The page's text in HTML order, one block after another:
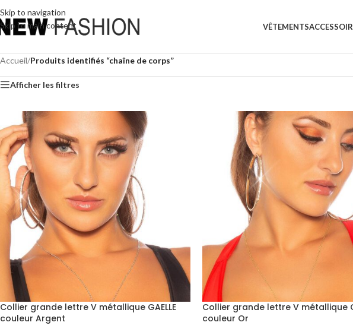
Skip to navigation
Skip to main content
VÊTEMENTS
Accueil/Produits identifiés “chaîne de corps”
Afficher les filtres
Collier grande lettre V métallique GAELLE
couleur Argent
Collier grande lettre V métallique
couleur Or